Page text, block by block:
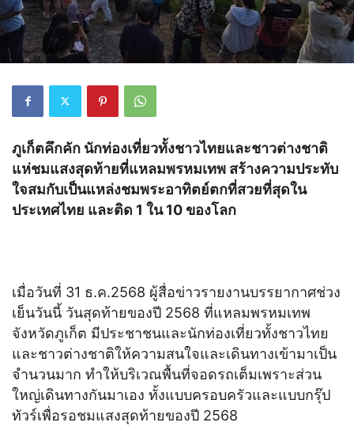
ภูเก็ตคึกคัก นักท่องเที่ยวทั้งชาวไทยและชาวต่างชาติ
แห่ชมแสงสุดท้ายที่แหลมพรหมเทพ สร้างความประทับ
ใจสมกับเป็นแหล่งชมพระอาทิตย์ตกที่สวยที่สุดใน
ประเทศไทย และติด 1 ใน 10 ของโลก
เมื่อวันที่ 31 ธ.ค.2568 ผู้สื่อข่าวรายงานบรรยากาศช่วง
เย็นวันนี้ วันสุดท้ายของปี 2568 ที่แหลมพรหมเทพ
จังหวัดภูเก็ต มีประชาชนและนักท่องเที่ยวทั้งชาวไทย
และชาวต่างชาติให้ความสนใจและเดินทางเข้ามาเป็น
จำนวนมาก ทำให้บริเวณพื้นที่จอดรถเต็มเพราะส่วน
ใหญ่เดินทางกันมาเอง ทั้งแบบครอบครัวและแบบกรุ๊ป
ทัวร์เพื่อรอชมแสงสุดท้ายของปี 2568